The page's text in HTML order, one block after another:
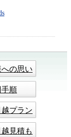
の思い
手順
プラン
見積も